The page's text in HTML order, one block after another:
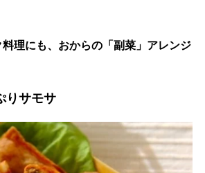
理にも、おからの「副菜」アレンジ
りサモサ